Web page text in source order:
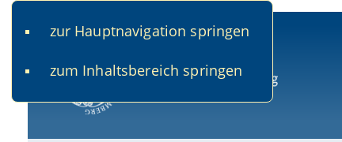
zur Hauptnavigation springen
zum Inhaltsbereich springen